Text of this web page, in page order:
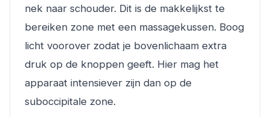
nek naar schouder. Dit is de makkelijkst te
bereiken zone met een massagekussen. Boog
licht voorover zodat je bovenlichaam extra
druk op de knoppen geeft. Hier mag het
apparaat intensiever zijn dan op de
suboccipitale zone.